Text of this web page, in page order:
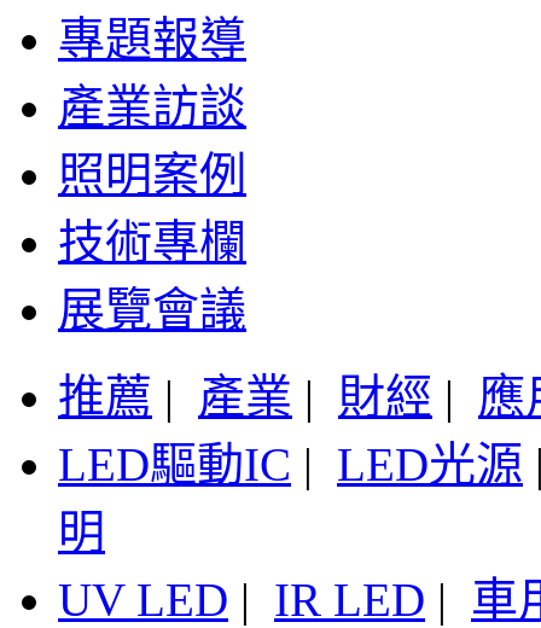
專題報導
產業訪談
照明案例
技術專欄
展覽會議
推薦 | 產業 | 財經 | 應
LED驅動IC | LED光源
明
UV LED | IR LED | 車